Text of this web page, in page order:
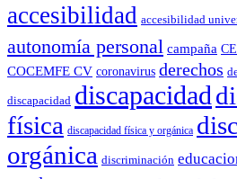
accesibilidad accesibilidad
autonomía personal campaña
COCEMFE CV coronavirus derechos
discapacidad discapacidad
física discapacidad física y orgánica
orgánica discriminación